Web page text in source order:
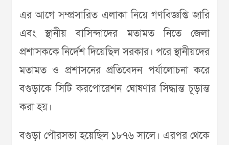
এর আগে সম্প্রসারিত এলাকা নিয়ে গণবিজ্ঞপ্তি জারি
এবং স্থানীয় বাসিন্দাদের মতামত নিতে জেলা
প্রশাসককে নির্দেশ দিয়েছিল সরকার। পরে স্থানীয়দের
মতামত ও প্রশাসনের প্রতিবেদন পর্যালোচনা করে
বগুড়াকে সিটি করপোরেশন ঘোষণার সিদ্ধান্ত চূড়ান্ত
করা হয়।
বগুড়া পৌরসভা হয়েছিল ১৮৭৬ সালে। এরপর থেকে